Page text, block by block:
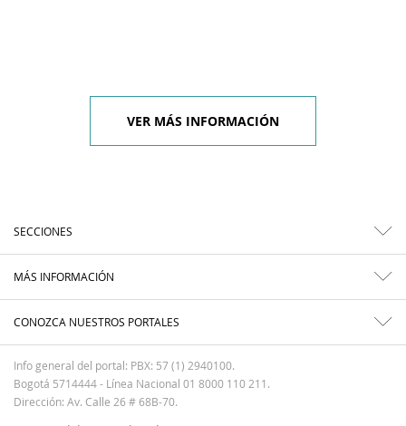
VER MÁS INFORMACIÓN
SECCIONES
MÁS INFORMACIÓN
CONOZCA NUESTROS PORTALES
Info general del portal: PBX: 57 (1) 2940100.
Bogotá 5714444 - Línea Nacional 01 8000 110 211.
Dirección: Av. Calle 26 # 68B-70.